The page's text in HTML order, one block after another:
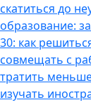
скатиться до
образование:
30: как
совмещать с
тратить
изучать